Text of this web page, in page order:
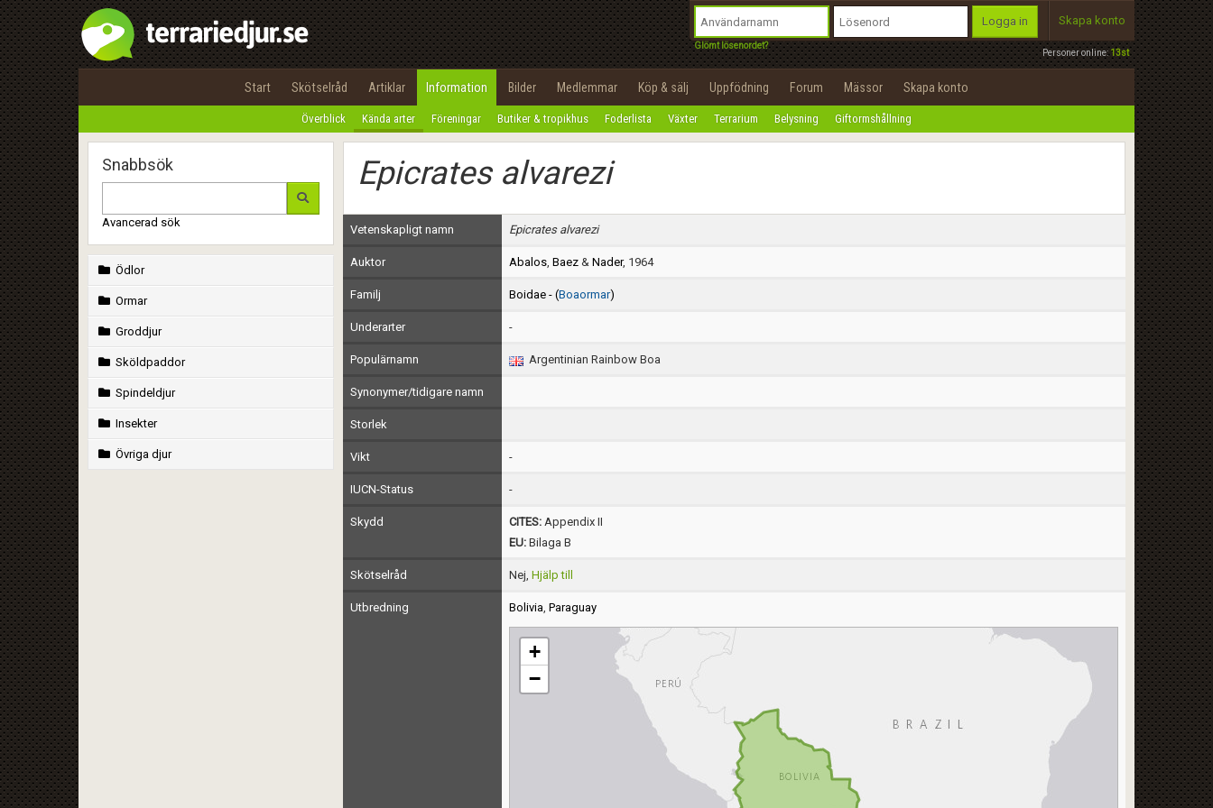
Personer online:13st
Logga in
Glömt lösenordet?
Skapa konto
Start Skötselråd Artiklar Information Bilder Medlemmar Köp & sälj Uppfödning Forum Mässor Skapa konto
Överblick Kända arter Föreningar Butiker & tropikhus Foderlista Växter Terrarium Belysning Giftormshållning
Snabbsök
Avancerad sök
Ödlor
Ormar
Groddjur
Sköldpaddor
Spindeldjur
Insekter
Övriga djur
Epicrates alvarezi
Vetenskapligt namn Epicrates alvarezi
Auktor Abalos, Baez& Nader, 1964
Familj Boidae - (Boaormar)
Underarter -
Populärnamn Argentinian Rainbow Boa
Synonymer/tidigare namn
Storlek
Vikt -
IUCN-Status -
Skydd CITES: Appendix II
EU:Bilaga B
Skötselråd Nej, Hjälp till
Utbredning Bolivia, Paraguay
+
−
Utför
100%
OK
integritetspolicy
Namn:
Epost:
Användarnamn:
Lösenord:
Privacy Policy
Terms of Service
Begär nytt lösenord
Tillbaka till förstasidan